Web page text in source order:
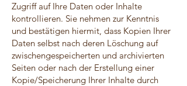
Zugriff auf Ihre Daten oder Inhalte
kontrollieren. Sie nehmen zur Kenntnis
und bestätigen hiermit, dass Kopien Ihrer
Daten selbst nach deren Löschung auf
zwischengespeicherten und archivierten
Seiten oder nach der Erstellung einer
Kopie/Speicherung Ihrer Inhalte durch